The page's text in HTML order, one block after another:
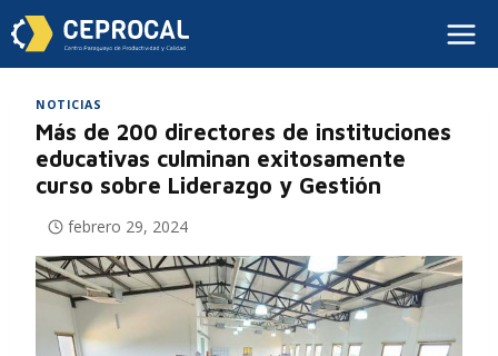
NOTICIAS
Más de 200 directores de instituciones
educativas culminan exitosamente
curso sobre Liderazgo y Gestión
febrero 29, 2024